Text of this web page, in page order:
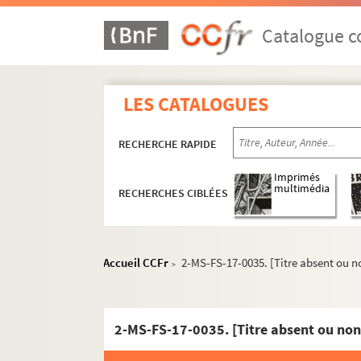
Catalogue
LES CATALOGUES
RECHERCHE RAPIDE
RECHERCHES CIBLÉES
Imprimés
multimédia
Accueil CCFr > 2-MS-FS-17-0035. [Titre absent ou
2-MS-FS-17-0035. [Titre absent ou